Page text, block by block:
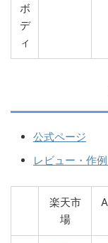
ボ
デ
ィ
公式ページ
レビュー・作
楽天市
場